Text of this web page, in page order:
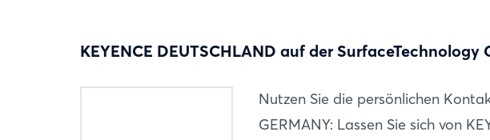
KEYENCE DEUTSCHLAND auf der SurfaceTechnology
Nutzen Sie die persönlichen
GERMANY: Lassen Sie sich von